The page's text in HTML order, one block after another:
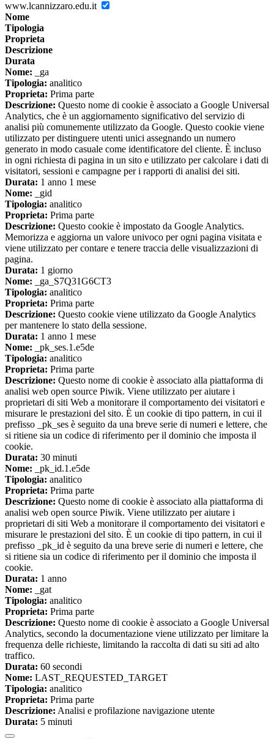
www.lcannizzaro.edu.it
Nome
Tipologia
Proprieta
Descrizione
Durata
Nome: _ga
Tipologia: analitico
Proprieta: Prima parte
Descrizione: Questo nome di cookie è associato a Google Universal
Analytics, che è un aggiornamento significativo del servizio di
analisi più comunemente utilizzato da Google. Questo cookie viene
utilizzato per distinguere utenti unici assegnando un numero
generato in modo casuale come identificatore del cliente. È incluso
in ogni richiesta di pagina in un sito e utilizzato per calcolare i dati di
visitatori, sessioni e campagne per i rapporti di analisi dei siti.
Durata: 1 anno 1 mese
Nome: _gid
Tipologia: analitico
Proprieta: Prima parte
Descrizione: Questo cookie è impostato da Google Analytics.
Memorizza e aggiorna un valore univoco per ogni pagina visitata e
viene utilizzato per contare e tenere traccia delle visualizzazioni di
pagina.
Durata: 1 giorno
Nome: _ga_S7Q31G6CT3
Tipologia: analitico
Proprieta: Prima parte
Descrizione: Questo cookie viene utilizzato da Google Analytics
per mantenere lo stato della sessione.
Durata: 1 anno 1 mese
Nome: _pk_ses.1.e5de
Tipologia: analitico
Proprieta: Prima parte
Descrizione: Questo nome di cookie è associato alla piattaforma di
analisi web open source Piwik. Viene utilizzato per aiutare i
proprietari di siti Web a monitorare il comportamento dei visitatori e
misurare le prestazioni del sito. È un cookie di tipo pattern, in cui il
prefisso _pk_ses è seguito da una breve serie di numeri e lettere, che
si ritiene sia un codice di riferimento per il dominio che imposta il
cookie.
Durata: 30 minuti
Nome: _pk_id.1.e5de
Tipologia: analitico
Proprieta: Prima parte
Descrizione: Questo nome di cookie è associato alla piattaforma di
analisi web open source Piwik. Viene utilizzato per aiutare i
proprietari di siti Web a monitorare il comportamento dei visitatori e
misurare le prestazioni del sito. È un cookie di tipo pattern, in cui il
prefisso _pk_id è seguito da una breve serie di numeri e lettere, che
si ritiene sia un codice di riferimento per il dominio che imposta il
cookie.
Durata: 1 anno
Nome: _gat
Tipologia: analitico
Proprieta: Prima parte
Descrizione: Questo nome di cookie è associato a Google Universal
Analytics, secondo la documentazione viene utilizzato per limitare la
frequenza delle richieste, limitando la raccolta di dati su siti ad alto
traffico.
Durata: 60 secondi
Nome: LAST_REQUESTED_TARGET
Tipologia: analitico
Proprieta: Prima parte
Descrizione: Analisi e profilazione navigazione utente
Durata: 5 minuti